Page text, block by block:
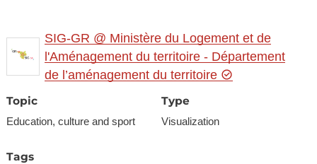
SIG-GR @ Ministère du Logement et de
l'Aménagement du territoire - Département
de l’aménagement du territoire
Topic
Education, culture and sport
Type
Visualization
Tags